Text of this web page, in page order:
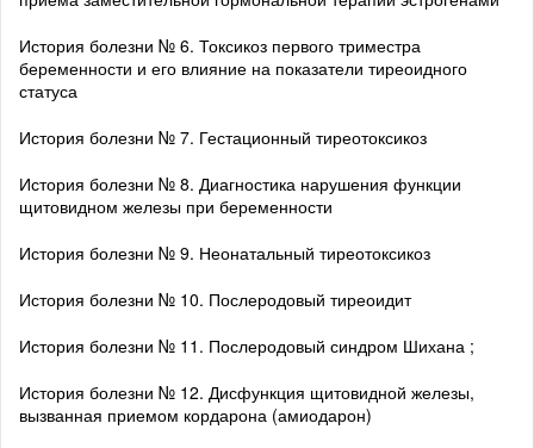
История болезни № 6. Токсикоз первого триместра
беременности и его влияние на показатели тиреоидного
статуса
История болезни № 7. Гестационный тиреотоксикоз
История болезни № 8. Диагностика нарушения функции
щитовидном железы при беременности
История болезни № 9. Неонатальный тиреотоксикоз
История болезни № 10. Послеродовый тиреоидит
История болезни № 11. Послеродовый синдром Шихана ;
История болезни № 12. Дисфункция щитовидной железы,
вызванная приемом кордарона (амиодарон)